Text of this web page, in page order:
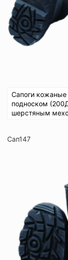
Сапоги
подноском
шерстяным
Сап147